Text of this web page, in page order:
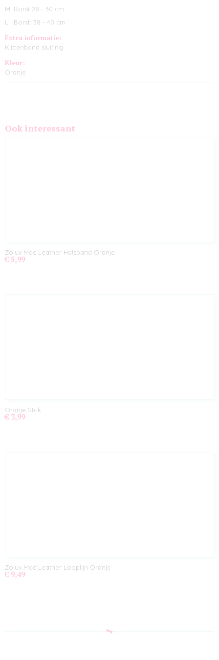
M: Borst 28 - 30 cm
L: Borst: 38 - 40 cm
Extra informatie:
Klittenband sluiting
Kleur:
Oranje
Ook interessant
Zolux Mac Leather Halsband Oranje
€ 5,99
Oranje Strik
€ 3,99
Zolux Mac Leather Looplijn Oranje
€ 9,49